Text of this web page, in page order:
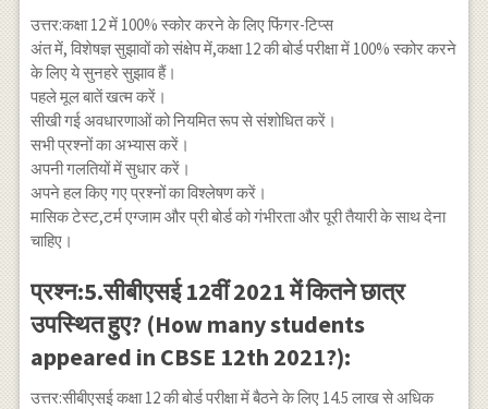
उत्तर:कक्षा 12 में 100% स्कोर करने के लिए फिंगर-टिप्स
अंत में, विशेषज्ञ सुझावों को संक्षेप में,कक्षा 12 की बोर्ड परीक्षा में 100% स्कोर करने
के लिए ये सुनहरे सुझाव हैं।
पहले मूल बातें खत्म करें।
सीखी गई अवधारणाओं को नियमित रूप से संशोधित करें।
सभी प्रश्नों का अभ्यास करें।
अपनी गलतियों में सुधार करें।
अपने हल किए गए प्रश्नों का विश्लेषण करें।
मासिक टेस्ट,टर्म एग्जाम और प्री बोर्ड को गंभीरता और पूरी तैयारी के साथ देना
चाहिए।
प्रश्न:5.सीबीएसई 12वीं 2021 में कितने छात्र
उपस्थित हुए? (How many students
appeared in CBSE 12th 2021?):
उत्तर:सीबीएसई कक्षा 12 की बोर्ड परीक्षा में बैठने के लिए 14.5 लाख से अधिक